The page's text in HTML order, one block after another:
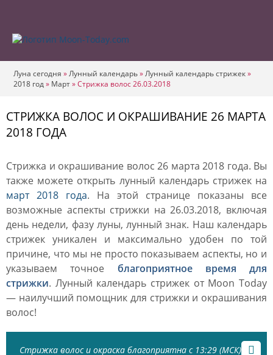
Луна сегодня »Лунный календарь»Лунный календарь стрижек»
2018 год» Март»Стрижка волос 26.03.2018
СТРИЖКА ВОЛОС И ОКРАШИВАНИЕ 26 МАРТА
2018 ГОДА
Стрижка и окрашивание волос 26 марта 2018 года. Вы
также можете открыть лунный календарь стрижек на
март 2018 года. На этой странице показаны все
возможные аспекты стрижки на 26.03.2018, включая
день недели, фазу луны, лунный знак. Наш календарь
стрижек уникален и максимально удобен по той
причине, что мы не просто показываем аспекты, но и
указываем точное благоприятное время для
стрижки. Лунный календарь стрижек от Moon Today
— наилучший помощник для стрижки и окрашивания
волос!
Стрижка волос и окраска благоприятна с 13:29 (МСК) до